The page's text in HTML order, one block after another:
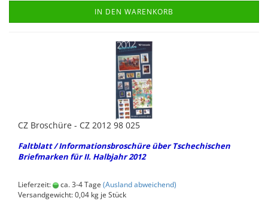
IN DEN WARENKORB
CZ Bro­schü­re - CZ 2012 98 025
Falt­blatt / In­for­ma­ti­ons­bro­schü­re über Tsche­chi­schen
Brief­mar­ken für II. Halb­jahr 2012
Lieferzeit: ca. 3-4 Tage (Ausland abweichend)
Versandgewicht:0,04 kg je Stück